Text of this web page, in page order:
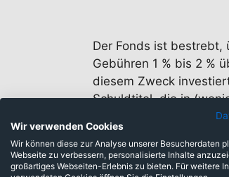
Der Fonds ist bestrebt,
Gebühren 1 % bis 2 %
diesem Zweck
Schuldtitel, die in
werden. Es kann
ausgesetzt.
Wir verwenden Cookies
Wir können diese zur Analyse unserer Besucherdaten
Webseite zu verbessern, personalisierte Inhalte
großartiges Webseiten-Erlebnis zu bieten. Für weitere